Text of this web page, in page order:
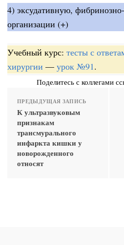
4) эксудативную,
организации (+)
Учебный курс: тесты с
хирургии — урок №91.
Поделитесь с коллегами
ПРЕДЫДУЩАЯ ЗАПИСЬ
К ультразвуковым
признакам
трансмурального
инфаркта кишки у
новорожденного
относят